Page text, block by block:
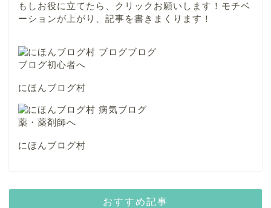
もしお役に立てたら、クリックお願いします！モチベ
ーションが上がり、記事を書きまくります！
にほんブログ村
にほんブログ村
おすすめ記事